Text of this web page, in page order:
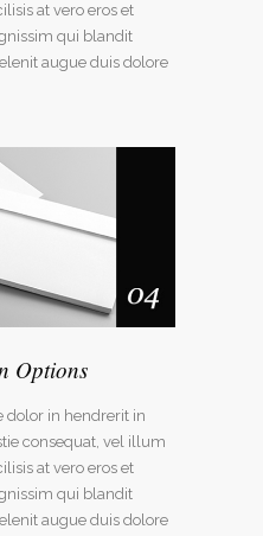
at vero eros et
qui blandit
augue duis dolore
Options
dolor in hendrerit in
consequat, vel illum
at vero eros et
qui blandit
augue duis dolore